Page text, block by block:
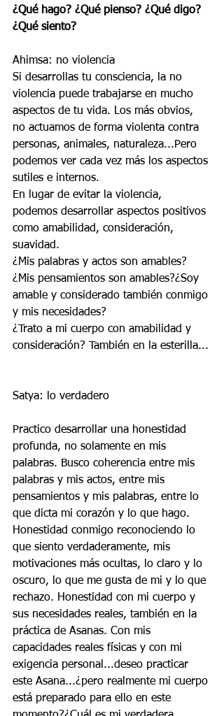
¿Qué hago? ¿Qué pienso? ¿Qué digo?
¿Qué siento?
Ahimsa: no violencia
Si desarrollas tu consciencia, la no
violencia puede trabajarse en mucho
aspectos de tu vida. Los más obvios,
no actuamos de forma violenta contra
personas, animales, naturaleza...Pero
podemos ver cada vez más los aspectos
sutiles e internos.
En lugar de evitar la violencia,
podemos desarrollar aspectos positivos
como amabilidad, consideración,
suavidad.
¿Mis palabras y actos son amables?
¿Mis pensamientos son amables?¿Soy
amable y considerado también conmigo
y mis necesidades?
¿Trato a mi cuerpo con amabilidad y
consideración? También en la esterilla...
Satya: lo verdadero
Practico desarrollar una honestidad
profunda, no solamente en mis
palabras. Busco coherencia entre mis
palabras y mis actos, entre mis
pensamientos y mis palabras, entre lo
que dicta mi corazón y lo que hago.
Honestidad conmigo reconociendo lo
que siento verdaderamente, mis
motivaciones más ocultas, lo claro y lo
oscuro, lo que me gusta de mi y lo que
rechazo. Honestidad con mi cuerpo y
sus necesidades reales, también en la
práctica de Asanas. Con mis
capacidades reales físicas y con mi
exigencia personal...deseo practicar
este Asana...¿pero realmente mi cuerpo
está preparado para ello en este